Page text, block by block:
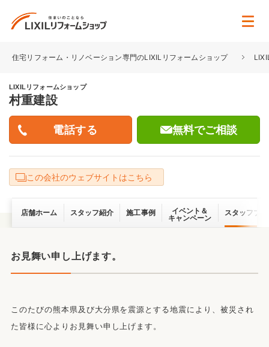
住宅リフォーム・リノベーション専門のLIXILリフォームショップ
LIXILリフォームショップ
村重建設
無料でご相談
この会社のウェブサイトはこちら
店舗ホーム スタッフ紹介 施工事例
イベント＆
キャンペーン
スタッフブ
お見舞い申し上げます。
このたびの熊本県及び大分県を震源とする地震により、被災され
た皆様に心よりお見舞い申し上げます。